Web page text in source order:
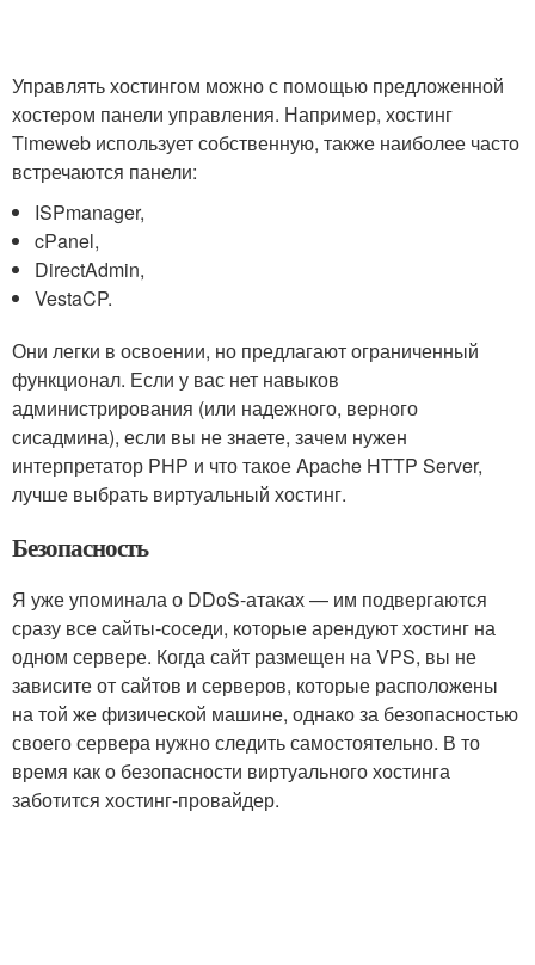
Управлять хостингом можно с помощью предложенной
хостером панели управления. Например, хостинг
Timeweb использует собственную, также наиболее часто
встречаются панели:
ISPmanager,
cPanel,
DirectAdmin,
VestaCP.
Они легки в освоении, но предлагают ограниченный
функционал. Если у вас нет навыков
администрирования (или надежного, верного
сисадмина), если вы не знаете, зачем нужен
интерпретатор PHP и что такое Apache HTTP Server,
лучше выбрать виртуальный хостинг.
Безопасность
Я уже упоминала о DDoS-атаках — им подвергаются
сразу все сайты-соседи, которые арендуют хостинг на
одном сервере. Когда сайт размещен на VPS, вы не
зависите от сайтов и серверов, которые расположены
на той же физической машине, однако за безопасностью
своего сервера нужно следить самостоятельно. В то
время как о безопасности виртуального хостинга
заботится хостинг-провайдер.